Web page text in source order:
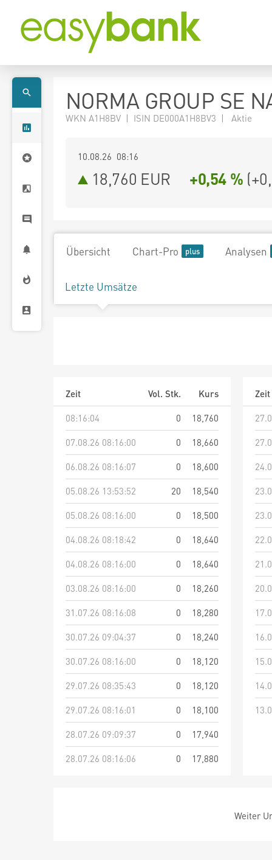
NORMA GROUP SE
WKN A1H8BV | ISIN DE000A1H8BV3 | Aktie
10.08.26 08:16
18,760 EUR +0,54 % (
Übersicht Chart-Pro Analysen
Letzte Umsätze
Zeit Vol. Stk.
Kurs
08:16:04
0
18,760
07.08.26 08:16:00
0
18,660
06.08.26 08:16:07
0
18,600
05.08.26 13:53:52
20
18,540
05.08.26 08:16:00
0
18,500
04.08.26 08:18:42
0
18,640
04.08.26 08:16:00
0
18,640
03.08.26 08:16:00
0
18,260
31.07.26 08:16:08
0
18,280
30.07.26 09:04:37
0
18,240
30.07.26 08:16:00
0
18,120
29.07.26 08:35:43
0
18,120
29.07.26 08:16:01
0
18,100
28.07.26 09:09:37
0
17,940
28.07.26 08:16:06
0 17,880
Zeit
Weiter